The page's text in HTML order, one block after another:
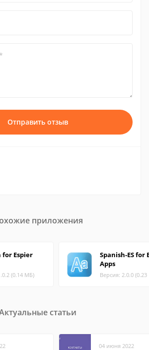
Отправить отзыв
приложения
for Espier
(0.14 МБ)
Spanish-ES for
Apps
Версия: 2.0.0
статьи
04 июня 2022